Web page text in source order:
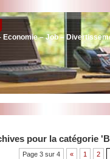
– Job –
pour la catégorie
Page 3 sur 4 « 1 2